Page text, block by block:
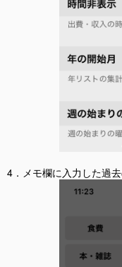
4．メモ欄に入力した過